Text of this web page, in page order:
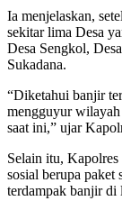
Ia menjelaskan,
sekitar lima Desa
Desa Sengkol,
Sukadana.
“Diketahui banjir
mengguyur wilayah
saat ini,” ujar
Selain itu,
sosial berupa paket
terdampak banjir di